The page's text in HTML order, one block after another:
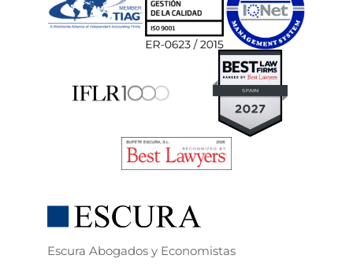
Escura Abogados y Economistas